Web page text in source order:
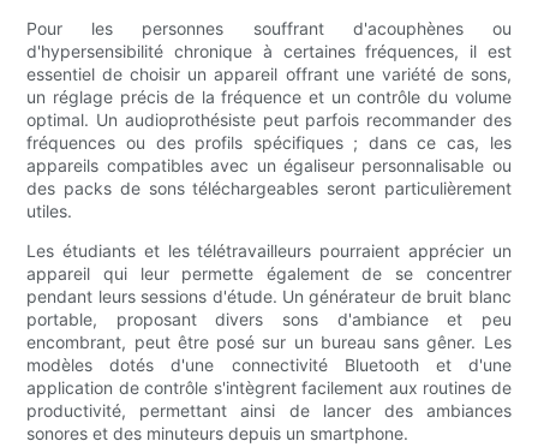
Pour les personnes souffrant d'acouphènes ou
d'hypersensibilité chronique à certaines fréquences, il est
essentiel de choisir un appareil offrant une variété de sons,
un réglage précis de la fréquence et un contrôle du volume
optimal. Un audioprothésiste peut parfois recommander des
fréquences ou des profils spécifiques ; dans ce cas, les
appareils compatibles avec un égaliseur personnalisable ou
des packs de sons téléchargeables seront particulièrement
utiles.
Les étudiants et les télétravailleurs pourraient apprécier un
appareil qui leur permette également de se concentrer
pendant leurs sessions d'étude. Un générateur de bruit blanc
portable, proposant divers sons d'ambiance et peu
encombrant, peut être posé sur un bureau sans gêner. Les
modèles dotés d'une connectivité Bluetooth et d'une
application de contrôle s'intègrent facilement aux routines de
productivité, permettant ainsi de lancer des ambiances
sonores et des minuteurs depuis un smartphone.